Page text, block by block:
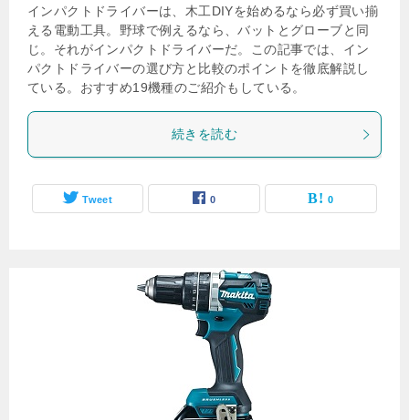
インパクトドライバーは、木工DIYを始めるなら必ず買い揃
える電動工具。野球で例えるなら、バットとグローブと同
じ。それがインパクトドライバーだ。この記事では、イン
パクトドライバーの選び方と比較のポイントを徹底解説し
ている。おすすめ19機種のご紹介もしている。
続きを読む
Tweet 0 0